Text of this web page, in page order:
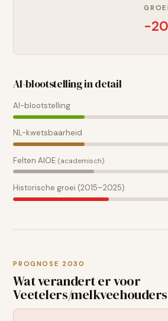
-20
AI-blootstelling in detail
AI-blootstelling
NL-kwetsbaarheid
Felten AIOE (academisch)
Historische groei (2015–2025)
PROGNOSE 2030
Wat verandert er voor
Veetelers/melkveehouders